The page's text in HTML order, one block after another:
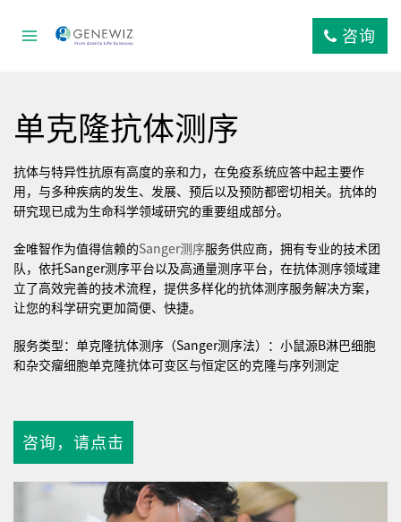
咨询
单克隆抗体测序
抗体与特异性抗原有高度的亲和力，在免疫系统应答中起主要作
用，与多种疾病的发生、发展、预后以及预防都密切相关。抗体的
研究现已成为生命科学领域研究的重要组成部分。
金唯智作为值得信赖的Sanger测序服务供应商，拥有专业的技术团
队，依托Sanger测序平台以及高通量测序平台，在抗体测序领域建
立了高效完善的技术流程，提供多样化的抗体测序服务解决方案，
让您的科学研究更加简便、快捷。
服务类型：单克隆抗体测序（Sanger测序法）：小鼠源B淋巴细胞
和杂交瘤细胞单克隆抗体可变区与恒定区的克隆与序列测定
咨询，请点击